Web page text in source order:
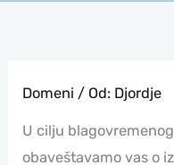
Domeni / Od: Djordje
U cilju
obaveštavamo vas o